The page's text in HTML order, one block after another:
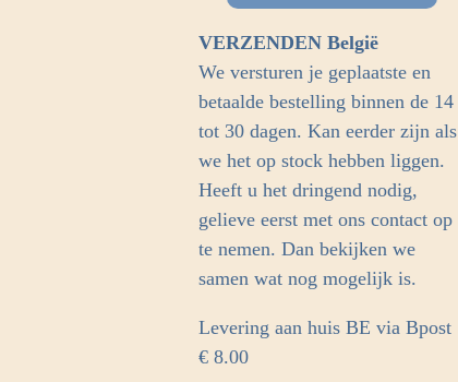
o
o
g
r
m
VERZENDEN België
We versturen je geplaatste en
betaalde bestelling binnen de 14
tot 30 dagen. Kan eerder zijn als
we het op stock hebben liggen.
Heeft u het dringend nodig,
gelieve eerst met ons contact op
te nemen. Dan bekijken we
samen wat nog mogelijk is.
Levering aan huis BE via Bpost
€ 8.00